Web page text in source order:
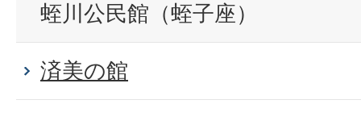
蛭川公民館（蛭子座）
済美の館